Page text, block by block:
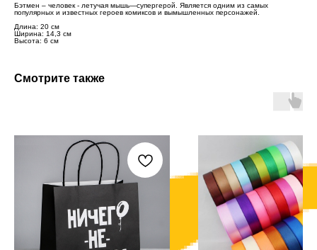
Бэтмен – человек - летучая мышь—супергерой. Является одним из самых
популярных и известных героев комиксов и вымышленных персонажей.
Длина: 20 см
Ширина: 14,3 см
Высота: 6 см
Смотрите также